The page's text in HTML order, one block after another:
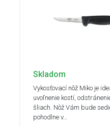
Skladom
Vykosťovací nôž Miko je
uvoľnenie kostí,
šliach. Nôž Vám bude
pohodlne v…